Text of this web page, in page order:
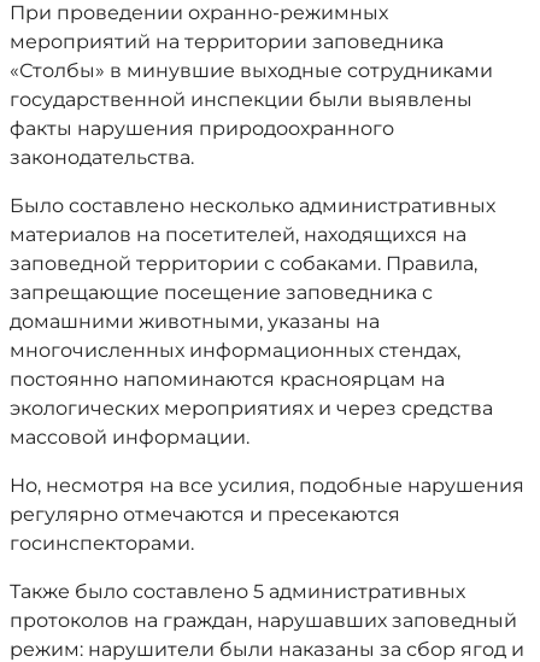
При проведении охранно-режимных
мероприятий на территории заповедника
«Столбы» в минувшие выходные сотрудниками
государственной инспекции были выявлены
факты нарушения природоохранного
законодательства.
Было составлено несколько административных
материалов на посетителей, находящихся на
заповедной территории с собаками. Правила,
запрещающие посещение заповедника с
домашними животными, указаны на
многочисленных информационных стендах,
постоянно напоминаются красноярцам на
экологических мероприятиях и через средства
массовой информации.
Но, несмотря на все усилия, подобные нарушения
регулярно отмечаются и пресекаются
госинспекторами.
Также было составлено 5 административных
протоколов на граждан, нарушавших заповедный
режим: нарушители были наказаны за сбор ягод и